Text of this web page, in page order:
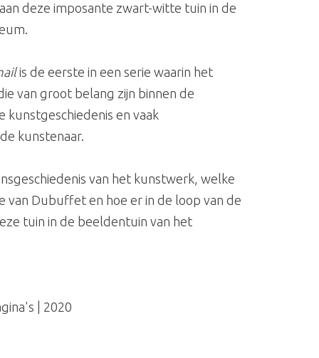
deze imposante zwart-witte tuin in de
is de eerste in een serie waarin het
van groot belang zijn binnen de
en vaak
kunstenaar.
van het kunstwerk, welke
van Dubuffet en hoe er in de loop van de
tuin in de beeldentuin van het
| 2020